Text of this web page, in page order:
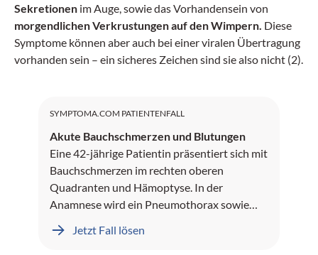
Sekretionen im Auge, sowie das Vorhandensein von
morgendlichen Verkrustungen auf den Wimpern. Diese
Symptome können aber auch bei einer viralen Übertragung
vorhanden sein – ein sicheres Zeichen sind sie also nicht (2).
SYMPTOMA.COM PATIENTENFALL
Akute Bauchschmerzen und Blutungen
Eine 42-jährige Patientin präsentiert sich mit
Bauchschmerzen im rechten oberen
Quadranten und Hämoptyse. In der
Anamnese wird ein Pneumothorax sowie
Jetzt Fall lösen